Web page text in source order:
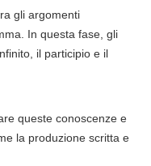
gli argomenti
In questa fase, gli
il participio e il
queste conoscenze e
la produzione scritta e